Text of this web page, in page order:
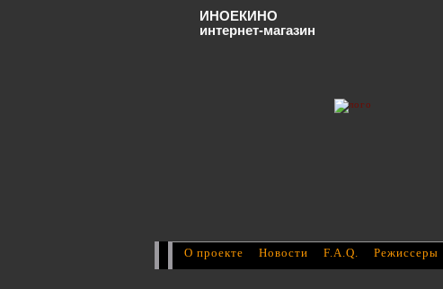
О проекте Новости F.A.Q. Режиссеры
ИНОЕКИНО
интернет-магазин